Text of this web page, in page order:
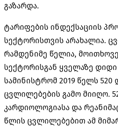
გაზარდა.
ტარიფების ინდექსაციის
სექტორისთვის არახალია.
რამდენიმე წელია,
სექტორისგან ყველაზე დიდი
სამინისტრომ 2019 წელს
ცვლილებების გამო მიიღო.
კარდიოლოგიასა და
წლის ცვლილებებით ამ